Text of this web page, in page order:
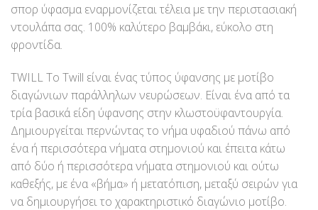
σπορ ύφασμα εναρμονίζεται τέλεια με την περιστασιακή
ντουλάπα σας. 100% καλύτερο βαμβάκι, εύκολο στη
φροντίδα.
TWILL Το Twill είναι ένας τύπος ύφανσης με μοτίβο
διαγώνιων παράλληλων νευρώσεων. Είναι ένα από τα
τρία βασικά είδη ύφανσης στην κλωστοϋφαντουργία.
Δημιουργείται περνώντας το νήμα υφαδιού πάνω από
ένα ή περισσότερα νήματα στημονιού και έπειτα κάτω
από δύο ή περισσότερα νήματα στημονιού και ούτω
καθεξής, με ένα «βήμα» ή μετατόπιση, μεταξύ σειρών για
να δημιουργήσει το χαρακτηριστικό διαγώνιο μοτίβο.